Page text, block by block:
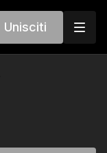
Unisciti